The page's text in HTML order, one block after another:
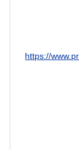
https://